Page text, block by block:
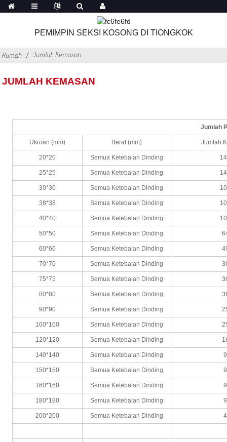
PEMIMPIN SEKSI KOSONG DI TIONGKOK
Rumah Jumlah Kemasan
JUMLAH KEMASAN
Jumlah
Ukuran (mm) Berat (mm) Jumlah
20*20 Semua Ketebalan Dinding
25*25 Semua Ketebalan Dinding
30*30 Semua Ketebalan Dinding
38*38 Semua Ketebalan Dinding
40*40 Semua Ketebalan Dinding
50*50 Semua Ketebalan Dinding
60*60 Semua Ketebalan Dinding
70*70 Semua Ketebalan Dinding
75*75 Semua Ketebalan Dinding
80*80 Semua Ketebalan Dinding
90*90 Semua Ketebalan Dinding
100*100 Semua Ketebalan Dinding
120*120 Semua Ketebalan Dinding
140*140 Semua Ketebalan Dinding 9
150*150 Semua Ketebalan Dinding 9
160*160 Semua Ketebalan Dinding 9
180*180 Semua Ketebalan Dinding 9
200*200 Semua Ketebalan Dinding 4